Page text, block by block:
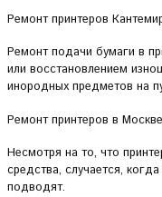
Ремонт принтеров
Ремонт подачи бумаги в
или восстановлением
инородных предметов на
Ремонт принтеров в
Несмотря на то, что
средства, случается,
подводят.